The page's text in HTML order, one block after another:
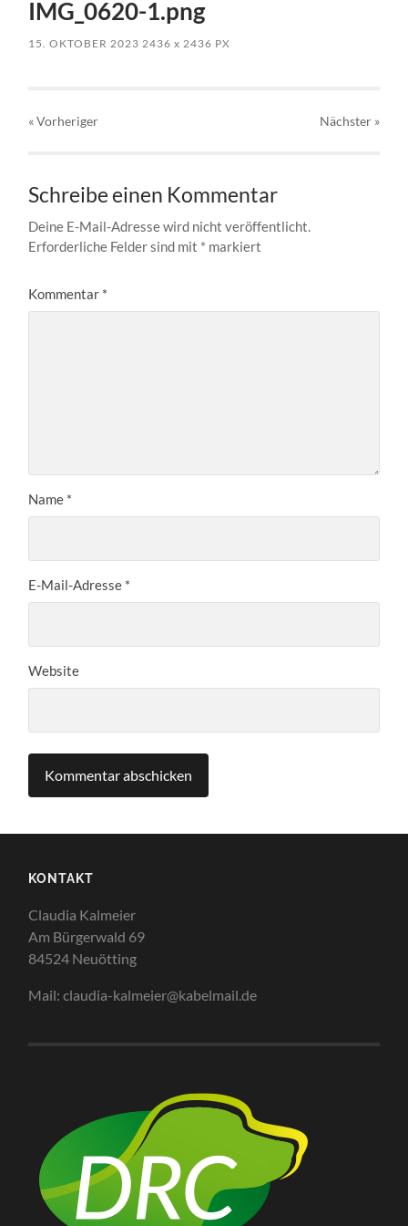
IMG_0620-1.png
15. OKTOBER 2023 2436x 2436 PX
« Vorheriger Nächster »
Schreibe einen Kommentar
Deine E-Mail-Adresse wird nicht veröffentlicht.
Erforderliche Felder sind mit * markiert
Kommentar *
Name *
E-Mail-Adresse *
Website
KONTAKT
Claudia Kalmeier
Am Bürgerwald 69
84524 Neuötting
Mail: claudia-kalmeier@kabelmail.de